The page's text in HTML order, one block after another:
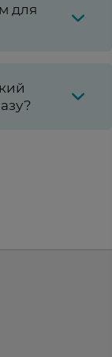
для